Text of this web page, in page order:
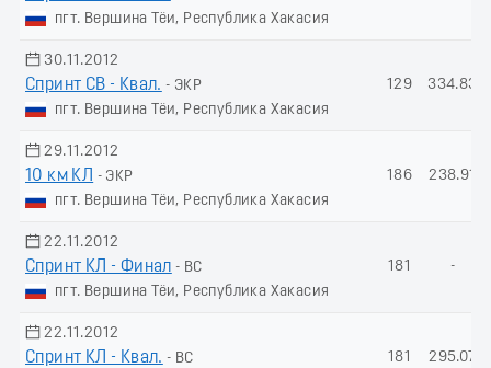
пгт. Вершина Тёи, Республика Хакасия
30.11.2012
Спринт СВ - Квал. - ЭКР
пгт. Вершина Тёи, Республика Хакасия
129 334.83
29.11.2012
10 км КЛ
- ЭКР
пгт. Вершина Тёи, Республика Хакасия
186 238.91
22.11.2012
Спринт КЛ - Финал - ВС
пгт. Вершина Тёи, Республика Хакасия
181 -
22.11.2012
Спринт КЛ - Квал. - ВС
181 295.07